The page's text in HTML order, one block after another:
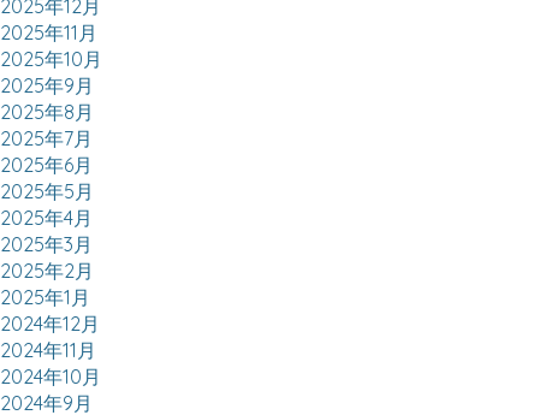
2025年12月
2025年11月
2025年10月
2025年9月
2025年8月
2025年7月
2025年6月
2025年5月
2025年4月
2025年3月
2025年2月
2025年1月
2024年12月
2024年11月
2024年10月
2024年9月